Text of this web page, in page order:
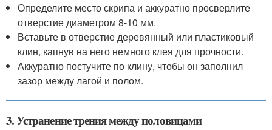
Определите место скрипа и аккуратно просверлите
отверстие диаметром 8-10 мм.
Вставьте в отверстие деревянный или пластиковый
клин, капнув на него немного клея для прочности.
Аккуратно постучите по клину, чтобы он заполнил
зазор между лагой и полом.
3. Устранение трения между половицами